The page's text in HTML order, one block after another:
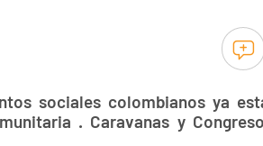
sociales colombianos ya
. Caravanas y